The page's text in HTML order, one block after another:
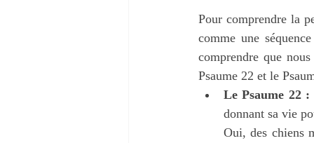
Pour comprendre la
comme une
comprendre que
Psaume 22 et le
Le Psaume 22
donnant sa vie
Oui, des chiens